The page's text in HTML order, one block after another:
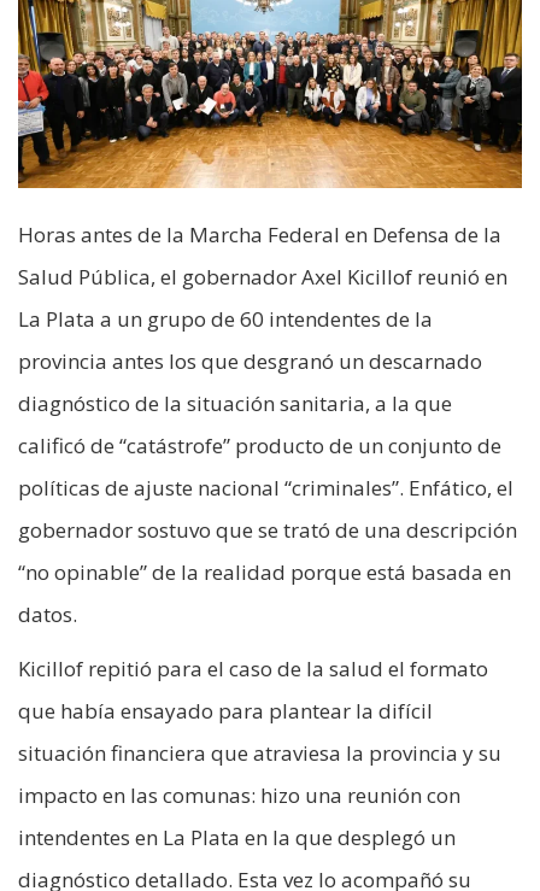
Horas antes de la Marcha Federal en Defensa de la
Salud Pública, el gobernador Axel Kicillof reunió en
La Plata a un grupo de 60 intendentes de la
provincia antes los que desgranó un descarnado
diagnóstico de la situación sanitaria, a la que
calificó de “catástrofe” producto de un conjunto de
políticas de ajuste nacional “criminales”. Enfático, el
gobernador sostuvo que se trató de una descripción
“no opinable” de la realidad porque está basada en
datos.
Kicillof repitió para el caso de la salud el formato
que había ensayado para plantear la difícil
situación financiera que atraviesa la provincia y su
impacto en las comunas: hizo una reunión con
intendentes en La Plata en la que desplegó un
diagnóstico detallado. Esta vez lo acompañó su